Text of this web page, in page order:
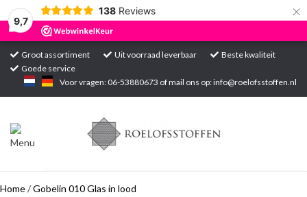
9,7
138 Reviews ×
Groot assortiment Uit voorraad leverbaar
Beste kwaliteit
Goede service
Voor vragen: 06-53880673 of mail ons op:info@roelofsstoffen.nl
Home
Projecten
Home/Gobelin 010 Glas in lood